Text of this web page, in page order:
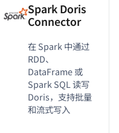
Spark Doris
Connector
在 Spark 中通过
RDD、
DataFrame 或
Spark SQL 读写
Doris，支持批量
和流式写入